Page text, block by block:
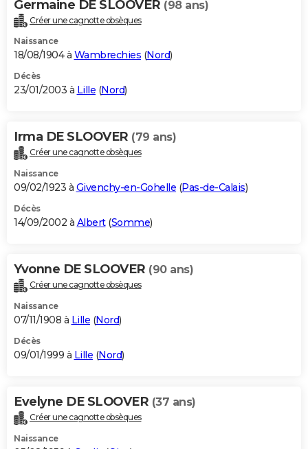
Germaine DE SLOOVER (98 ans)
Créer une cagnotte obsèques
Naissance
18/08/1904 à Wambrechies (Nord)
Décès
23/01/2003 à Lille (Nord)
Irma DE SLOOVER (79 ans)
Créer une cagnotte obsèques
Naissance
09/02/1923 à Givenchy-en-Gohelle (Pas-de-Calais)
Décès
14/09/2002 à Albert(Somme)
Yvonne DE SLOOVER (90 ans)
Créer une cagnotte obsèques
Naissance
07/11/1908 à Lille (Nord)
Décès
09/01/1999 à Lille (Nord)
Evelyne DE SLOOVER (37 ans)
Créer une cagnotte obsèques
Naissance